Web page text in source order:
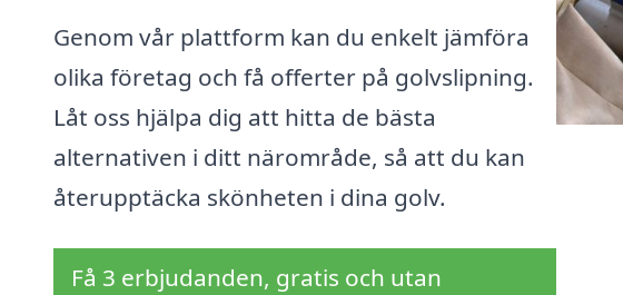
Genom vår plattform kan du enkelt jämföra
olika företag och få offerter på golvslipning.
Låt oss hjälpa dig att hitta de bästa
alternativen i ditt närområde, så att du kan
återupptäcka skönheten i dina golv.
Få 3 erbjudanden, gratis och utan